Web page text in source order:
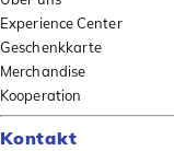
Experience Center
Geschenkkarte
Merchandise
Kooperation
Kontakt